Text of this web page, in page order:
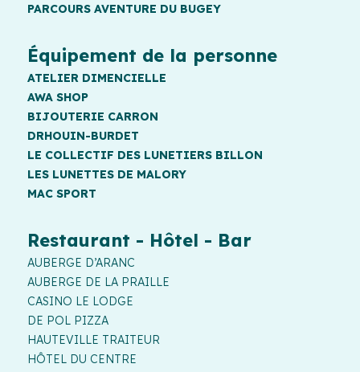
PARCOURS AVENTURE DU BUGEY
Équipement de la personne
ATELIER DIMENCIELLE
AWA SHOP
BIJOUTERIE CARRON
DRHOUIN-BURDET
LE COLLECTIF DES LUNETIERS BILLON
LES LUNETTES DE MALORY
MAC SPORT
Restaurant - Hôtel - Bar
AUBERGE D’ARANC
AUBERGE DE LA PRAILLE
CASINO LE LODGE
DE POL PIZZA
HAUTEVILLE TRAITEUR
HÔTEL DU CENTRE